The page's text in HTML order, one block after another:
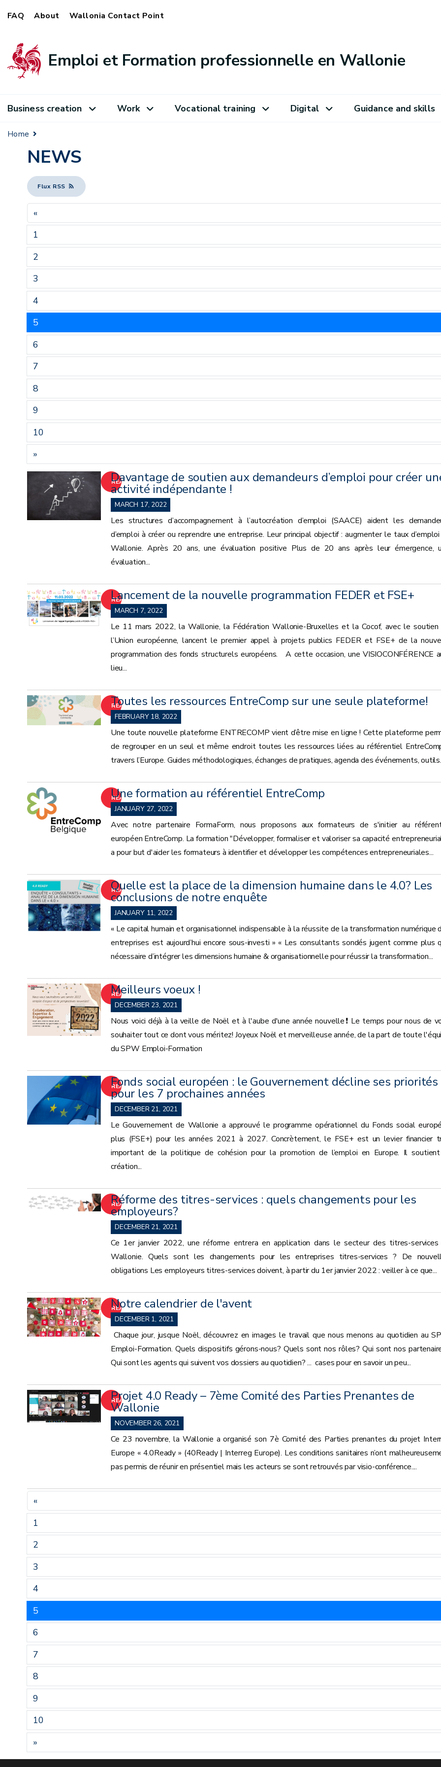
FAQ About Wallonia Contact Point
Emploi et Formation professionnelle en Wallonie
Business creation Work Vocational training Digital Guidance and skills
Home
NEWS
Flux RSS
«
1
2
3
4
5
6
7
8
9
10
»
READ
MORE
Davantage de soutien aux demandeurs d’emploi pour créer
activité indépendante !
MARCH 17, 2022
Les structures d’accompagnement à l’autocréation d’emploi (SAACE) aident les
d’emploi à créer ou reprendre une entreprise. Leur principal objectif : augmenter le taux
Wallonie. Après 20 ans, une évaluation positive Plus de 20 ans après leur émergence,
évaluation...
READ
MORE
Lancement de la nouvelle programmation FEDER et FSE+
MARCH 7, 2022
Le 11 mars 2022, la Wallonie, la Fédération Wallonie-Bruxelles et la Cocof, avec le soutien
l’Union européenne, lancent le premier appel à projets publics FEDER et FSE+ de la
programmation des fonds structurels européens. A cette occasion, une VISIOCONFÉRENCE
lieu...
READ
MORE
Toutes les ressources EntreComp sur une seule plateforme!
FEBRUARY 18, 2022
Une toute nouvelle plateforme ENTRECOMP vient d’être mise en ligne ! Cette plateforme
de regrouper en un seul et même endroit toutes les ressources liées au référentiel
travers l’Europe. Guides méthodologiques, échanges de pratiques, agenda des événements,
READ
MORE
Une formation au référentiel EntreComp
JANUARY 27, 2022
Avec notre partenaire FormaForm, nous proposons aux formateurs de s'initier au
européen EntreComp. La formation "Développer, formaliser et valoriser sa capacité
a pour but d'aider les formateurs à identifier et développer les compétences entrepreneuriales...
READ
MORE
Quelle est la place de la dimension humaine dans le 4.0? Les
conclusions de notre enquête
JANUARY 11, 2022
« Le capital humain et organisationnel indispensable à la réussite de la transformation numérique
entreprises est aujourd’hui encore sous-investi » « Les consultants sondés jugent comme plus
nécessaire d’intégrer les dimensions humaine & organisationnelle pour réussir la transformation...
READ
MORE
Meilleurs voeux !
DECEMBER 23, 2021
Nous voici déjà à la veille de Noël et à l'aube d'une année nouvelle❗ Le temps pour nous de
souhaiter tout ce dont vous méritez! Joyeux Noël et merveilleuse année, de la part de toute
du SPW Emploi-Formation
READ
MORE
Fonds social européen : le Gouvernement décline ses priorités
pour les 7 prochaines années
DECEMBER 21, 2021
Le Gouvernement de Wallonie a approuvé le programme opérationnel du Fonds social
plus (FSE+) pour les années 2021 à 2027. Concrètement, le FSE+ est un levier financier
important de la politique de cohésion pour la promotion de l’emploi en Europe. Il
création...
READ
MORE
Réforme des titres-services : quels changements pour les
employeurs?
DECEMBER 21, 2021
Ce 1er janvier 2022, une réforme entrera en application dans le secteur des titres-services
Wallonie. Quels sont les changements pour les entreprises titres-services ? De
obligations Les employeurs titres-services doivent, à partir du 1er janvier 2022 : veiller à ce que...
READ
MORE
Notre calendrier de l'avent
DECEMBER 1, 2021
Chaque jour, jusque Noël, découvrez en images le travail que nous menons au quotidien au
Emploi-Formation. Quels dispositifs gérons-nous? Quels sont nos rôles? Qui sont nos
Qui sont les agents qui suivent vos dossiers au quotidien? ... cases pour en savoir un peu...
READ
MORE
Projet 4.0 Ready – 7ème Comité des Parties Prenantes de
Wallonie
NOVEMBER 26, 2021
Ce 23 novembre, la Wallonie a organisé son 7è Comité des Parties prenantes du projet
Europe « 4.0Ready » (40Ready | Interreg Europe). Les conditions sanitaires n’ont
pas permis de réunir en présentiel mais les acteurs se sont retrouvés par visio-conférence....
«
1
2
3
4
5
6
7
8
9
10
»